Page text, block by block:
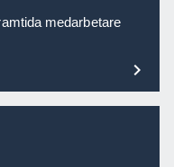
medarbetare